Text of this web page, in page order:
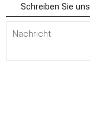
Schreiben Sie uns